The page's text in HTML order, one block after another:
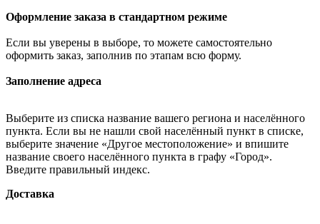
Оформление заказа в стандартном режиме
Если вы уверены в выборе, то можете самостоятельно
оформить заказ, заполнив по этапам всю форму.
Заполнение адреса
Выберите из списка название вашего региона и населённого
пункта. Если вы не нашли свой населённый пункт в списке,
выберите значение «Другое местоположение» и впишите
название своего населённого пункта в графу «Город».
Введите правильный индекс.
Доставка